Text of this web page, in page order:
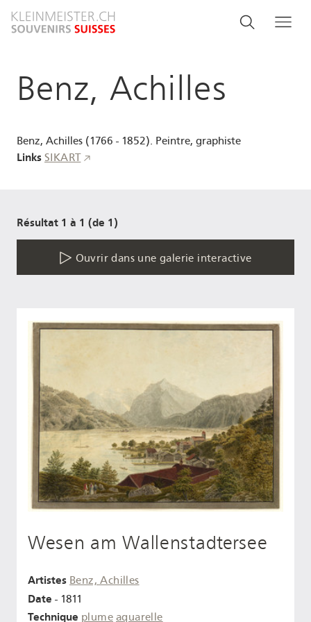
au
Search
Rechercher
Benz, Achilles
Benz, Achilles (1766 - 1852). Peintre, graphiste
Links SIKART
Résultat 1 à 1 (de 1)
Ouvrir dans une galerie interactive
Wesen am Wallenstadtersee
Artistes Benz, Achilles
Date - 1811
Technique plume aquarelle